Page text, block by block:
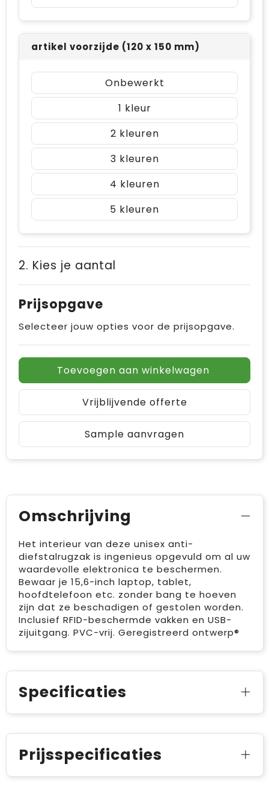
artikel voorzijde (120 x 150 mm)
Onbewerkt
1
2
3
4
5
2. Kies je aantal
Prijsopgave
Selecteer jouw opties voor de prijsopgave.
Toevoegen aan winkelwagen
Vrijblijvende offerte
Sample aanvragen
Omschrijving
Het interieur van deze unisex anti-
diefstalrugzak is ingenieus opgevuld om al uw
waardevolle elektronica te beschermen.
Bewaar je 15,6-inch laptop, tablet,
hoofdtelefoon etc. zonder bang te hoeven
zijn dat ze beschadigen of gestolen worden.
Inclusief RFID-beschermde vakken en USB-
zijuitgang. PVC-vrij. Geregistreerd ontwerp®
Specificaties
Prijsspecificaties